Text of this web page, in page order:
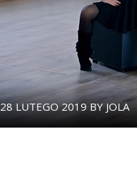
28 LUTEGO 2019 BYJOLA